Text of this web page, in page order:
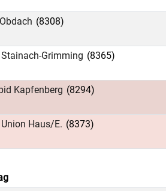
(8308)
Grimming (8365)
Kapfenberg (8294)
Haus/E. (8373)